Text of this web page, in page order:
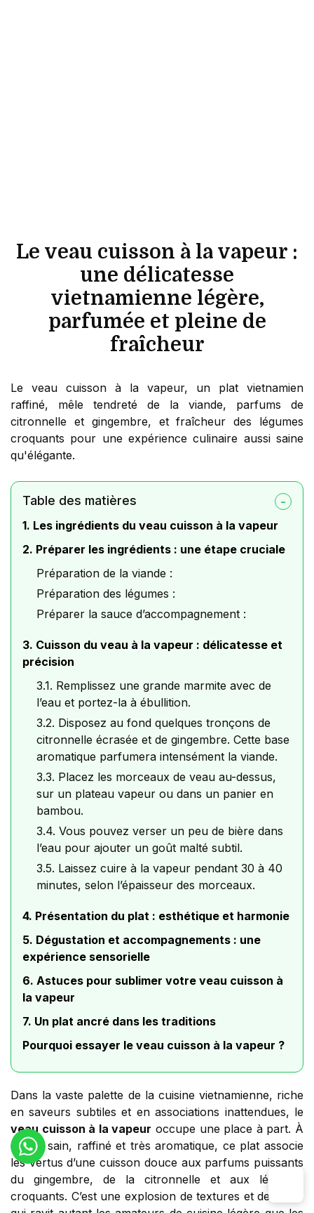
Le veau cuisson à la vapeur :
une délicatesse
vietnamienne légère,
parfumée et pleine de
fraîcheur
Le veau cuisson à la vapeur, un plat vietnamien
raffiné, mêle tendreté de la viande, parfums de
citronnelle et gingembre, et fraîcheur des légumes
croquants pour une expérience culinaire aussi saine
qu'élégante.
Table des matières
1. Les ingrédients du veau cuisson à la vapeur
2. Préparer les ingrédients : une étape cruciale
Préparation de la viande :
Préparation des légumes :
Préparer la sauce d’accompagnement :
3. Cuisson du veau à la vapeur : délicatesse et
précision
3.1. Remplissez une grande marmite avec de
l’eau et portez-la à ébullition.
3.2. Disposez au fond quelques tronçons de
citronnelle écrasée et de gingembre. Cette base
aromatique parfumera intensément la viande.
3.3. Placez les morceaux de veau au-dessus,
sur un plateau vapeur ou dans un panier en
bambou.
3.4. Vous pouvez verser un peu de bière dans
l’eau pour ajouter un goût malté subtil.
3.5. Laissez cuire à la vapeur pendant 30 à 40
minutes, selon l’épaisseur des morceaux.
4. Présentation du plat : esthétique et harmonie
5. Dégustation et accompagnements : une
expérience sensorielle
6. Astuces pour sublimer votre veau cuisson à
la vapeur
7. Un plat ancré dans les traditions
Pourquoi essayer le veau cuisson à la vapeur ?
Dans la vaste palette de la cuisine vietnamienne, riche
en saveurs subtiles et en associations inattendues, le
veau cuisson à la vapeur occupe une place à part. À
la fois sain, raffiné et très aromatique, ce plat associe
les vertus d’une cuisson douce aux parfums puissants
du gingembre, de la citronnelle et aux légumes
croquants. C’est une explosion de textures et de goûts